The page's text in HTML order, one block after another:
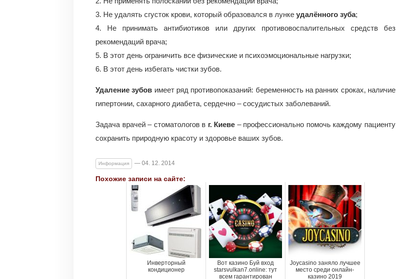
3. Не удалять сгусток крови, который образовался в лунке удалённого зуба;
4. Не принимать антибиотиков или других противовоспалительных средств без
рекомендаций врача;
5. В этот день ограничить все физические и психоэмоциональные нагрузки;
6. В этот день избегать чистки зубов.
Удаление зубов имеет ряд противопоказаний: беременность на ранних сроках, наличие
гипертонии, сахарного диабета, сердечно – сосудистых заболеваний.
Задача врачей – стоматологов в г. Киеве – профессионально помочь каждому пациенту
сохранить природную красоту и здоровье ваших зубов.
Информация — 04. 12. 2014
Похожие записи на сайте:
Инверторный
кондиционер
Вот казино Буй вход
starsvulkan7.online: тут
всем гарантирован
Joycasino заняло лучшее
место среди онлайн-
казино 2019